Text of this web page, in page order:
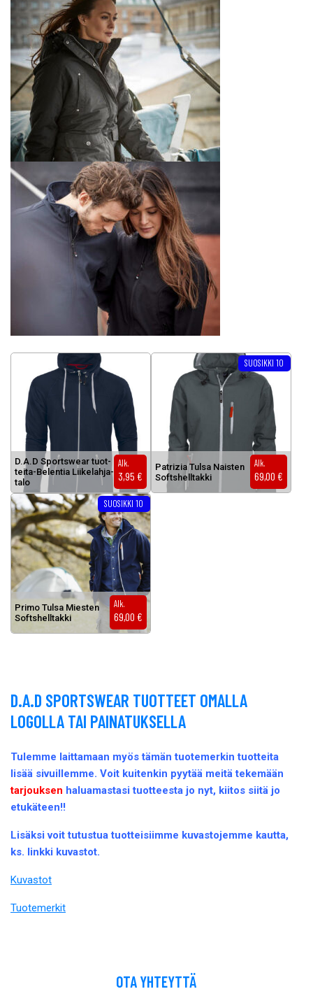
D.A.D Sports­wear tuot­
tei­ta-Be­len­tia Lii­ke­lah­ja­
ta­lo
Alk.
3,95 €
Pat­ri­zia Tul­sa Nais­ten
Softs­hell­tak­ki
Alk.
69,00 €
SUOSIKKI 10
Tällä tuotteella on useampi
Pri­mo Tul­sa Mies­ten
Softs­hell­tak­ki
Alk.
69,00 €
SUOSIKKI 10
Tällä tuotteella on useampi muunnelma. Voit tehdä valinnat
D.A.D SPORTSWEAR TUOTTEET OMALLA
LOGOLLA TAI PAINATUKSELLA
Tulemme laittamaan myös tämän tuotemerkin tuotteita
lisää sivuillemme. Voit kuitenkin pyytää meitä tekemään
tarjouksen haluamastasi tuotteesta jo nyt, kiitos siitä jo
etukäteen!!
Lisäksi voit tutustua tuotteisiimme kuvastojemme kautta,
ks. linkki kuvastot.
Kuvastot
Tuotemerkit
OTA YHTEYTTÄ